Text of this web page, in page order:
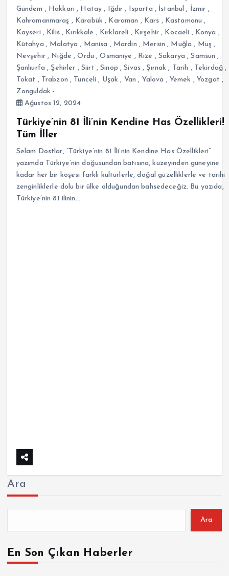
Gündem , Hakkari , Hatay , Iğdır , Isparta , İstanbul , İzmir ,
Kahramanmaraş , Karabük , Karaman , Kars , Kastamonu ,
Kayseri , Kilis, Kırıkkale , Kırklareli , Kırşehir, Kocaeli , Konya ,
Kütahya , Malatya , Manisa , Mardin , Mersin , Muğla , Muş ,
Nevşehir, Niğde ,Ordu ,Osmaniye , Rize ,Sakarya ,Samsun ,
Şanlıurfa , Şehirler , Siirt ,Sinop ,Sivas , Şırnak , Tarih , Tekirdağ ,
Tokat , Trabzon , Tunceli , Uşak , Van , Yalova , Yemek ,Yozgat ,
Zonguldak
Ağustos 12, 2024
Türkiye’nin 81 İli’nin Kendine Has Özellikleri!
Tüm İller
Selam Dostlar, “Türkiye’nin 81 İli’nin Kendine Has Özellikleri”
yazımda Türkiye’nin doğusundan batısına, kuzeyinden güneyine
kadar her bir köşesi farklı kültürlerle, doğal güzelliklerle ve tarihi
zenginliklerle dolu bir ülke olduğundan bahsedeceğiz. Bu yazıda,
Türkiye’nin 81 ilinin…
Ara
Ara
En Son Çıkan Haberler